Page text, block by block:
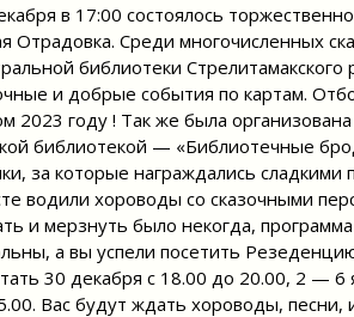
в 17:00 состоялось
Отрадовка. Среди многочисленных
библиотеки
и добрые события по картам.
2023 году ! Так же была
библиотекой — «Библиотечные
за которые награждались сладкими
водили хороводы со сказочными
и мерзнуть было некогда,
а вы успели посетить
30 декабря с 18.00 до 20.00, 2 —
Вас будут ждать хороводы,